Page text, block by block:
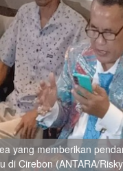
yang memberikan
di Cirebon (ANTARA/